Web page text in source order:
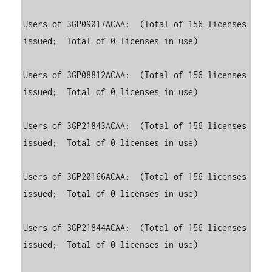
Users of 3GP09017ACAA:  (Total of 156 licenses
issued;  Total of 0 licenses in use)
Users of 3GP08812ACAA:  (Total of 156 licenses
issued;  Total of 0 licenses in use)
Users of 3GP21843ACAA:  (Total of 156 licenses
issued;  Total of 0 licenses in use)
Users of 3GP20166ACAA:  (Total of 156 licenses
issued;  Total of 0 licenses in use)
Users of 3GP21844ACAA:  (Total of 156 licenses
issued;  Total of 0 licenses in use)